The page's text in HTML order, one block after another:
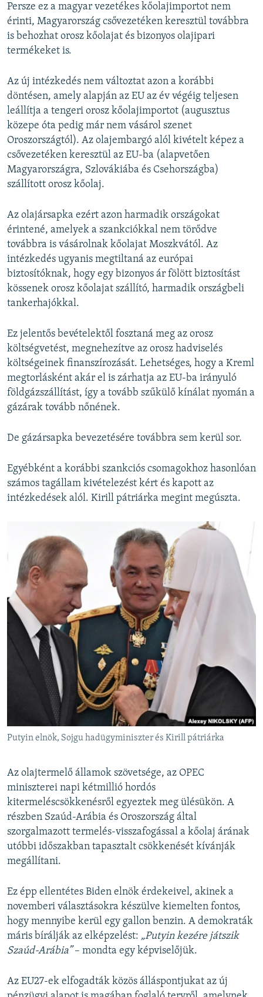
Persze ez a magyar vezetékes kőolajimportot nem
érinti, Magyarország csővezetéken keresztül továbbra
is behozhat orosz kőolajat és bizonyos olajipari
termékeket is.
Az új intézkedés nem változtat azon a korábbi
döntésen, amely alapján az EU az év végéig teljesen
leállítja a tengeri orosz kőolajimportot (augusztus
közepe óta pedig már nem vásárol szenet
Oroszországtól). Az olajembargó alól kivételt képez a
csővezetéken keresztül az EU-ba (alapvetően
Magyarországra, Szlovákiába és Csehországba)
szállított orosz kőolaj.
Az olajársapka ezért azon harmadik országokat
érintené, amelyek a szankciókkal nem törődve
továbbra is vásárolnak kőolajat Moszkvától. Az
intézkedés ugyanis megtiltaná az európai
biztosítóknak, hogy egy bizonyos ár fölött biztosítást
kössenek orosz kőolajat szállító, harmadik országbeli
tankerhajókkal.
Ez jelentős bevételektől fosztaná meg az orosz
költségvetést, megnehezítve az orosz hadviselés
költségeinek finanszírozását. Lehetséges, hogy a Kreml
megtorlásként akár el is zárhatja az EU-ba irányuló
földgázszállítást, így a tovább szűkülő kínálat nyomán a
gázárak tovább nőnének.
De gázársapka bevezetésére továbbra sem kerül sor.
Egyébként a korábbi szankciós csomagokhoz hasonlóan
számos tagállam kivételezést kért és kapott az
intézkedések alól. Kirill pátriárka megint megúszta.
Putyin elnök, Sojgu hadügyminiszter és Kirill pátriárka
Az olajtermelő államok szövetsége, az OPEC
miniszterei napi kétmillió hordós
kitermeléscsökkenésről egyeztek meg ülésükön. A
részben Szaúd-Arábia és Oroszország által
szorgalmazott termelés-visszafogással a kőolaj árának
utóbbi időszakban tapasztalt csökkenését kívánják
megállítani.
Ez épp ellentétes Biden elnök érdekeivel, akinek a
novemberi választásokra készülve kiemelten fontos,
hogy mennyibe kerül egy gallon benzin. A demokraták
máris bírálják az elképzelést: „Putyin kezére játszik
Szaúd-Arábia”– mondta egy képviselőjük.
Az EU27-ek elfogadták közös álláspontjukat az új